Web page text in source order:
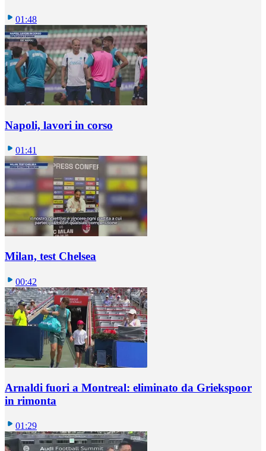
01:48
Napoli, lavori in corso
01:41
Milan, test Chelsea
00:42
Arnaldi fuori a Montreal: eliminato da Griekspoor
in rimonta
01:29